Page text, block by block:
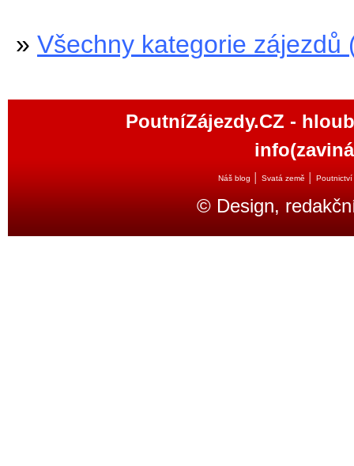
» Všechny kategorie zájezdů
PoutníZájezdy.CZ -
Náš blog Svatá země Poutnictví
© Design,